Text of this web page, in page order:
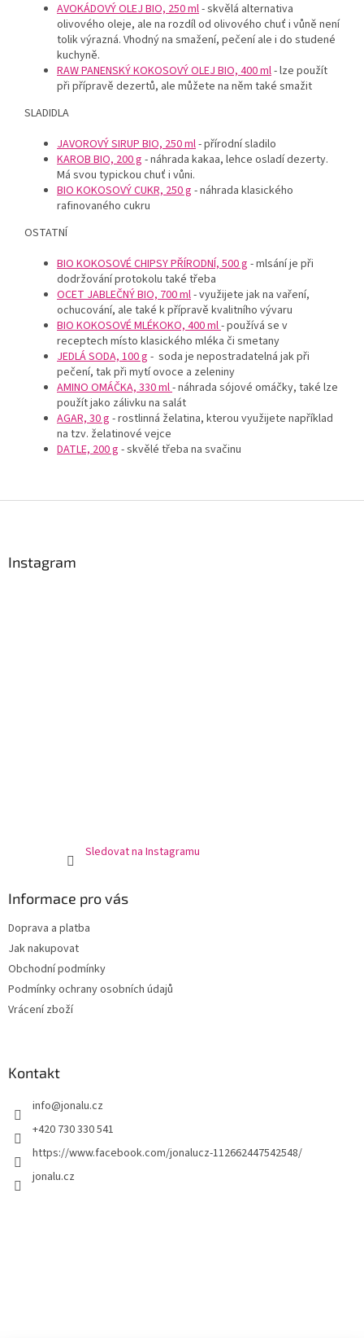
AVOKÁDOVÝ OLEJ BIO, 250 ml- skvělá alternativa
olivového oleje, ale na rozdíl od olivového chuť i vůně není
tolik výrazná. Vhodný na smažení, pečení ale i do studené
kuchyně.
RAW PANENSKÝ KOKOSOVÝ OLEJ BIO, 400 ml- lze použít
při přípravě dezertů, ale můžete na něm také smažit
SLADIDLA
JAVOROVÝ SIRUP BIO, 250 ml- přírodní sladilo
KAROB BIO, 200 g - náhrada kakaa, lehce osladí dezerty.
Má svou typickou chuť i vůni.
BIO KOKOSOVÝ CUKR, 250 g - náhrada klasického
rafinovaného cukru
OSTATNÍ
BIO KOKOSOVÉ CHIPSY PŘÍRODNÍ, 500 g - mlsání je při
dodržování protokolu také třeba
OCET JABLEČNÝ BIO, 700 ml- využijete jak na vaření,
ochucování, ale také k přípravě kvalitního vývaru
BIO KOKOSOVÉ MLÉKOKO, 400 ml- používá se v
receptech místo klasického mléka či smetany
JEDLÁ SODA, 100 g - soda je nepostradatelná jak při
pečení, tak při mytí ovoce a zeleniny
AMINO OMÁČKA, 330 ml- náhrada sójové omáčky, také lze
použít jako zálivku na salát
AGAR, 30 g - rostlinná želatina, kterou využijete například
na tzv. želatinové vejce
DATLE, 200 g - skvělé třeba na svačinu
Instagram
Sledovat na Instagramu
Informace pro vás
Doprava a platba
Jak nakupovat
Obchodní podmínky
Podmínky ochrany osobních údajů
Vrácení zboží
Kontakt
info@jonalu.cz
+420 730 330 541
https://www.facebook.com/jonalucz-112662447542548/
jonalu.cz